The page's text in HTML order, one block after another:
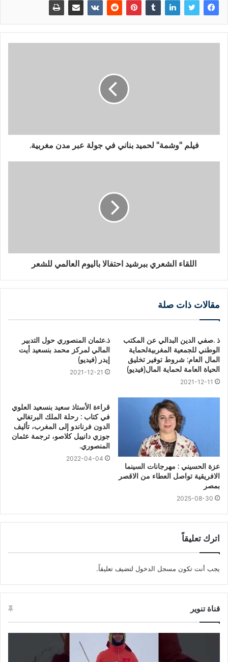
فيلم "وشمة" لحميد بناني في جولة عبر مدن مغربية.
اللقاء الشعري ببرشيد احتفالا باليوم العالمي للشعر
مقالات ذات صلة
ذ .صفي الدين البدالي عن المكتب
الوطني للجمعية المغربيةلحماية
المال العام: شروط توفير تخليق
الحياة العامة لحماية المال(فيديو)
2021-12-11
ذ.عثمان المنصوري حول التدبير
المالي لمركز محمد بنسعيد أيت
إيدر (فيديو)
2021-12-21
عزة الحسيني : مهرجانات السينما
الافريقية تواصل العطاء من الاقصر
بمصر
2025-08-30
قراءة الأستاذ سعيد بنسعيد العلوي
في كتاب : رحلة الملك البرتغالي
الدون فرناندو إلى المغرب، تأليف
جوزي دانييل كلاصو، ترجمة عثمان
المنصوري.
2022-04-04
اترك تعليقاً
يجب أنت تكون مسجل الدخول لتضيف تعليقاً.
قناة تنوير